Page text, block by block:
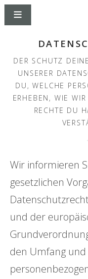
DER SCHUTZ
UNSERER
DU, WELCHE
ERHEBEN, WIE
RECHTE DU
Wir informieren
gesetzlichen
und der
den Umfang